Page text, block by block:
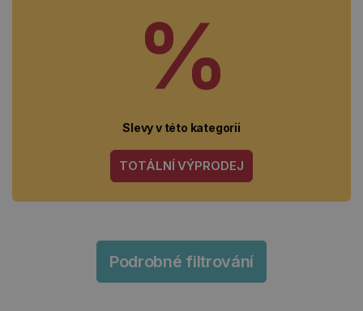
%
Slevy v této kategorii
TOTÁLNÍ VÝPRODEJ
Podrobné filtrování